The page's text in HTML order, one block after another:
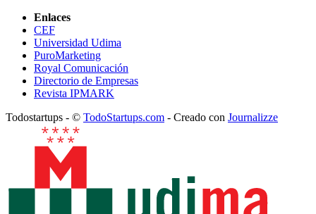
Enlaces
CEF
Universidad Udima
PuroMarketing
Royal Comunicación
Directorio de Empresas
Revista IPMARK
Todostartups - © TodoStartups.com - Creado con Journalizze